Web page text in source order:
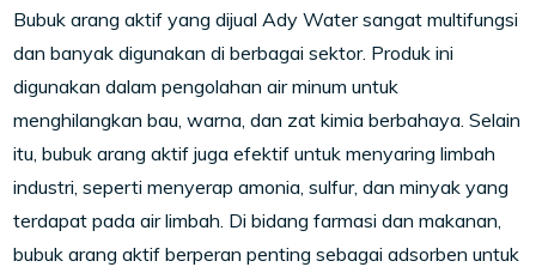
Bubuk arang aktif yang dijual Ady Water sangat multifungsi
dan banyak digunakan di berbagai sektor. Produk ini
digunakan dalam pengolahan air minum untuk
menghilangkan bau, warna, dan zat kimia berbahaya. Selain
itu, bubuk arang aktif juga efektif untuk menyaring limbah
industri, seperti menyerap amonia, sulfur, dan minyak yang
terdapat pada air limbah. Di bidang farmasi dan makanan,
bubuk arang aktif berperan penting sebagai adsorben untuk